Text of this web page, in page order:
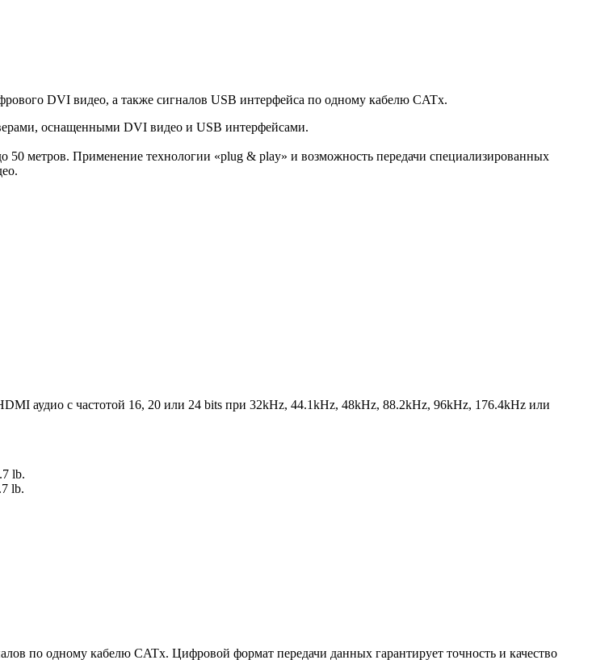
DVI видео, а также сигналов USB интерфейса по одному кабелю CATx.
оснащенными DVI видео и USB интерфейсами.
50 метров. Применение технологии «plug & play» и возможность передачи специализированных
аудио с частотой 16, 20 или 24 bits при 32kHz, 44.1kHz, 48kHz, 88.2kHz, 96kHz, 176.4kHz или
lb.
lb.
по одному кабелю CATx. Цифровой формат передачи данных гарантирует точность и качество